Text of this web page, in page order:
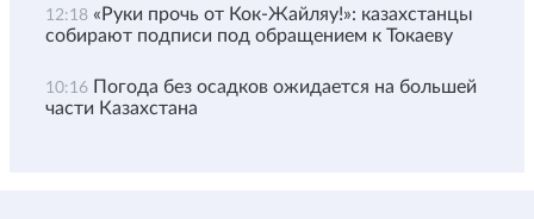
12:18 «Руки прочь от Кок-Жайляу!»: казахстанцы
собирают подписи под обращением к Токаеву
10:16 Погода без осадков ожидается на большей
части Казахстана